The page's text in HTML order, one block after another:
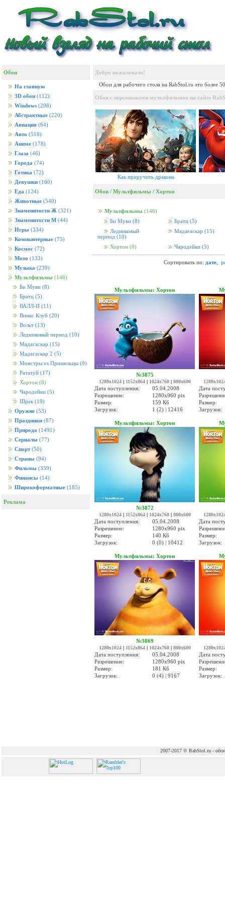
Обои
На главную
3D обои (112)
Windows (298)
Абстрактные (220)
Авиация (64)
Авто (518)
Аниме (178)
Глаза (46)
Города (74)
Готика (72)
Девушки (160)
Еда (124)
Животные (540)
Знаменитости Ж (321)
Знаменитости М (44)
Игры (334)
Компьютерные (75)
Космос (72)
Мото (133)
Музыка (239)
Мультфильмы (146)
Би Муви (8)
Братц (5)
ВАЛЛ-И (11)
Винкс Клуб (20)
Вольт (13)
Ледниковый период (10)
Мадагаскар (15)
Мадагаскар 2 (5)
Монстры vs Пришельцы (9)
Рататуй (17)
Хортон (8)
Чародейки (5)
Шрек (19)
Оружие (53)
Праздники (87)
Природа (1491)
Сериалы (77)
Спорт (50)
Страны (94)
Фильмы (359)
Финансы (14)
Широкоформатные (185)
Реклама
Добро пожаловать!
Обои для рабочего стола на RabStol.ru это более
Обои с персонажами мультфильмов на сайте
Как приручить дракона
Обои / Мультфильмы / Хортон
Мультфильмы (146)
Би Муви (8) Братц (5)
Ледниковый
период (10)
Мадагаскар (15)
Хортон (8) Чародейки (5)
Сортировать по: дате
Мультфильмы: Хортон
№3875
1280x1024| 1152x864| 1024x768| 800x600
Дата поступления:
05.04.2008
Разрешение:
1280x960 pix
Размер:
159 Кб
Загрузок:
1 (2) | 12416
Дата
Размер:
Загрузок:
Мультфильмы: Хортон
№3872
1280x1024| 1152x864| 1024x768| 800x600
Дата поступления:
05.04.2008
Разрешение:
1280x960 pix
Размер:
140 Кб
Загрузок:
0 (0) | 10412
Дата
Размер:
Загрузок:
Мультфильмы: Хортон
№3869
1280x1024| 1152x864| 1024x768| 800x600
Дата поступления:
05.04.2008
Разрешение:
1280x960 pix
Размер:
181 Кб
Загрузок:
0 (4) | 9167
Дата
Размер:
Загрузок:
2007-2017 © RabStol.ru - обои